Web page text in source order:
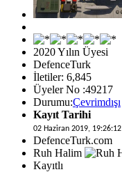
2020 Yılın Üyesi
DefenceTurk
İletiler: 6,845
Üyeler No :49217
Durumu:Çevrimdışı
Kayıt Tarihi
02 Haziran 2019, 19:26:12
DefenceTurk.com
Ruh Halim
Kayıtlı